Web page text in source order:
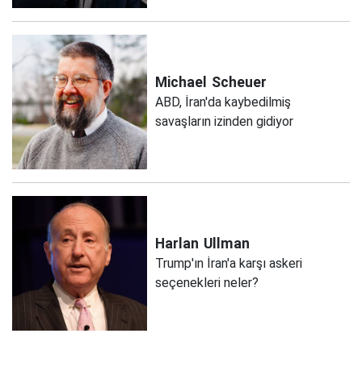
Michael Scheuer
ABD, İran'da kaybedilmiş
savaşların izinden gidiyor
Harlan Ullman
Trump'ın İran'a karşı askeri
seçenekleri neler?